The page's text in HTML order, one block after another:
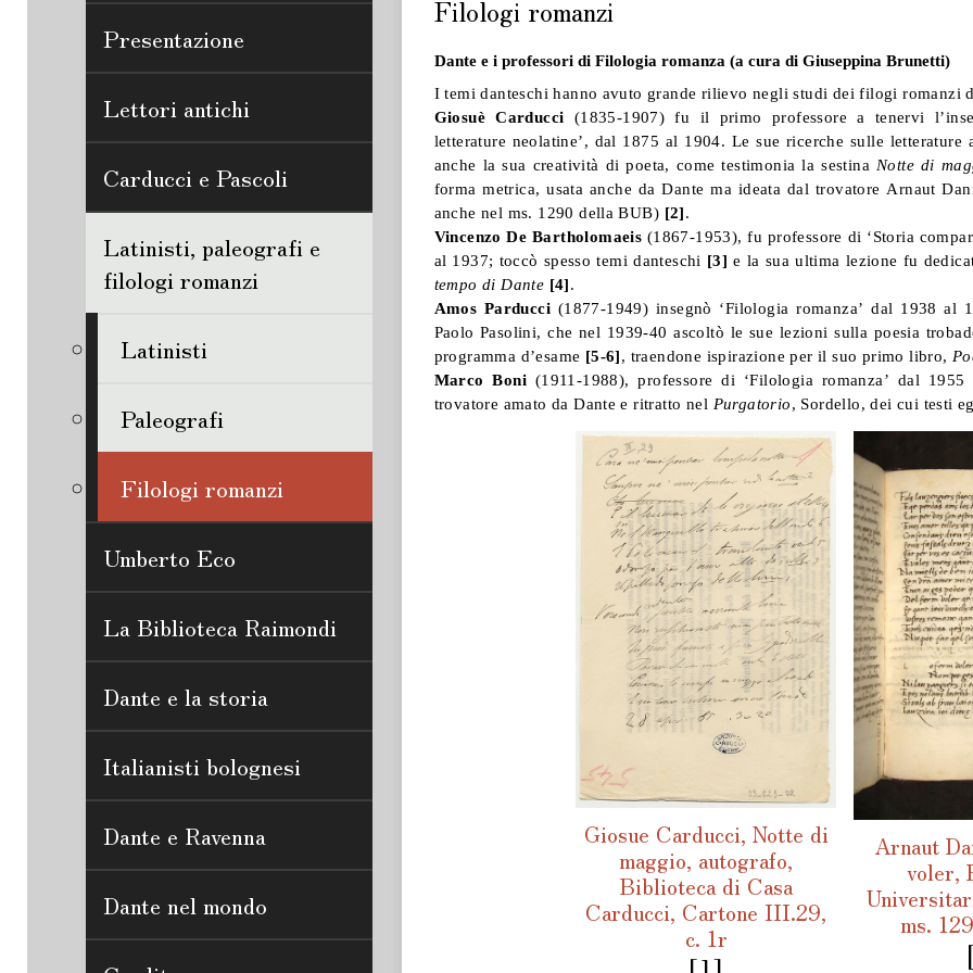
Presentazione
Lettori antichi
Carducci e Pascoli
Latinisti, paleografi e
filologi romanzi
Latinisti
Paleografi
Filologi romanzi
Umberto Eco
La Biblioteca Raimondi
Dante e la storia
Italianisti bolognesi
Dante e Ravenna
Dante nel mondo
Filologi romanzi
Dante e i professori di Filologia romanza (a cura di Giuseppina Brunetti)
I temi danteschi hanno avuto grande rilievo negli studi dei filogi romanzi
Giosuè Carducci (1835-1907) fu il primo professore a tenervi
letterature neolatine’, dal 1875 al 1904. Le sue ricerche sulle letterature
anche la sua creatività di poeta, come testimonia la sestina Notte di
forma metrica, usata anche da Dante ma ideata dal trovatore Arnaut
anche nel ms. 1290 della BUB) [2].
Vincenzo De Bartholomaeis (1867-1953), fu professore di ‘Storia
al 1937; toccò spesso temi danteschi [3] e la sua ultima lezione fu
tempo di Dante [4].
Amos Parducci (1877-1949) insegnò ‘Filologia romanza’ dal 1938
Paolo Pasolini, che nel 1939-40 ascoltò le sue lezioni sulla poesia
programma d’esame [5-6], traendone ispirazione per il suo primo libro,
Marco Boni(1911-1988), professore di ‘Filologia romanza’ dal
trovatore amato da Dante e ritratto nel Purgatorio, Sordello, dei cui testi
Giosue Carducci, Notte di
maggio, autografo,
Biblioteca di Casa
Carducci, Cartone III.29,
c. 1r
Arnaut
voler,
ms.